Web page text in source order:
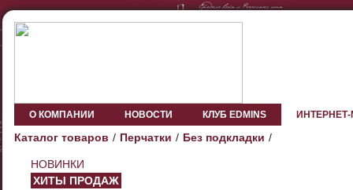
О КОМПАНИИ НОВОСТИ КЛУБ EDMINS
Каталог товаров Перчатки Без подкладки
НОВИНКИ
ХИТЫ ПРОДАЖ